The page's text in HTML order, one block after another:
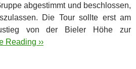
abgestimmt und beschlossen,
Die Tour sollte erst am
von der Bieler Höhe zur
Reading ››